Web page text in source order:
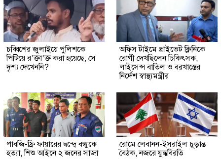
চব্বিশের জুলাইয়ে পুলিশকে
পিটিয়ে র’ক্তা’ক্ত করা হয়েছে, সে
দৃশ্য দেখেননি?
অফিস টাইমে প্রাইভেট ক্লিনিকে
রোগী দেখছিলেন চিকিৎসক,
লাইসেন্স বাতিল ও বরখাস্তের
নির্দেশ স্বাস্থ্যমন্ত্রীর
পাবজি-ফ্রি ফায়ারের দ্বন্দ্বে বন্ধুকে
হত্যা, শিশু আইনে ২ জনের সাজা
রোমে লেবানন-ইসরাইল চূড়ান্ত
বৈঠক, নজরে যুদ্ধবিরতি